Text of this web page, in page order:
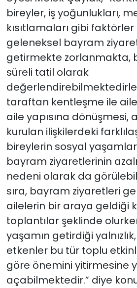
bireyler, iş yoğunlukları,
kısıtlamaları gibi
geleneksel bayram
getirmekte zorlanmakta,
süreli tatil olarak
taraftan kentleşme ile
aile yapısına dönüşmesi,
kurulan ilişkilerdeki
bireylerin sosyal
bayram ziyaretlerinin
nedeni olarak da
sıra, bayram ziyaretleri
ailelerin bir araya geldiği
toplantılar şeklinde
yaşamın getirdiği
etkenler bu tür toplu
göre önemini yitirmesine
açabilmektedir.” diye